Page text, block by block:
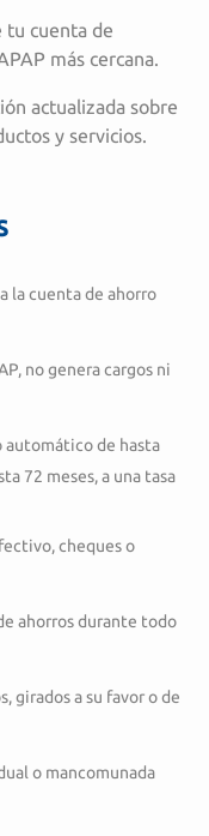
tu cuenta de
más cercana.
actualizada sobre
y servicios.
la cuenta de ahorro
no genera cargos ni
de hasta
72 meses, a una tasa
cheques o
ahorros durante todo
girados a su favor o de
o mancomunada